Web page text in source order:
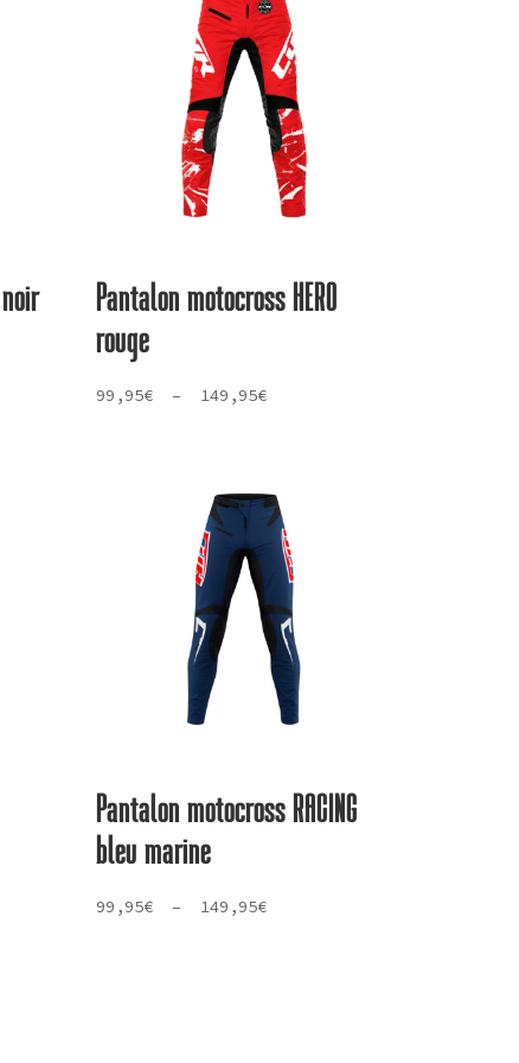
Pantalon motocross HERO
rouge
99,95€ – 149,95€Plage
à
149,95€
Pantalon motocross RACING
bleu marine
99,95€ – 149,95€Plage